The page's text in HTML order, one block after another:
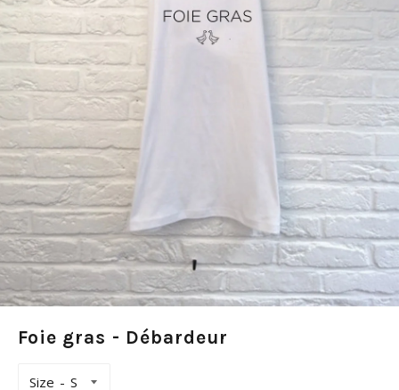
Foie gras - Débardeur
Size